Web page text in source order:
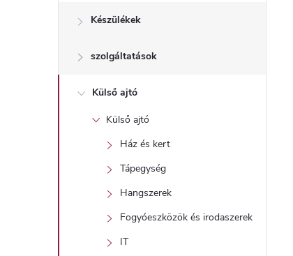
Készülékek
szolgáltatások
Külső ajtó
Külső ajtó
Ház és kert
Tápegység
Hangszerek
Fogyóeszközök és irodaszerek
IT